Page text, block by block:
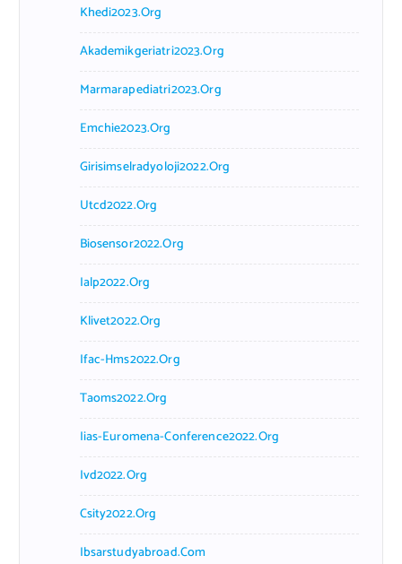
Khedi2023.org
Akademikgeriatri2023.org
Marmarapediatri2023.org
Emchie2023.org
Girisimselradyoloji2022.org
Utcd2022.org
Biosensor2022.org
Ialp2022.org
Klivet2022.org
Ifac-Hms2022.org
Taoms2022.org
Iias-Euromena-Conference2022.org
Ivd2022.org
Csity2022.org
Ibsarstudyabroad.com